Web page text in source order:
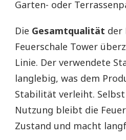
Garten- oder
Die Gesamtqualität der
Feuerschale Tower
Linie. Der verwendete
langlebig, was dem
Stabilität verleiht.
Nutzung bleibt die
Zustand und macht